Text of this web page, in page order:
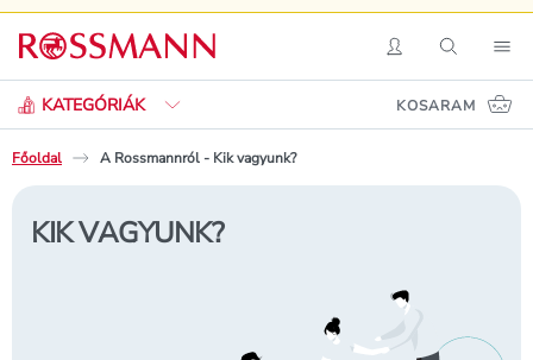
BelépésKeresés
KATEGÓRIÁK
Keresés
KOSARAM
Főoldal A Rossmannról - Kik vagyunk?
KIK VAGYUNK?